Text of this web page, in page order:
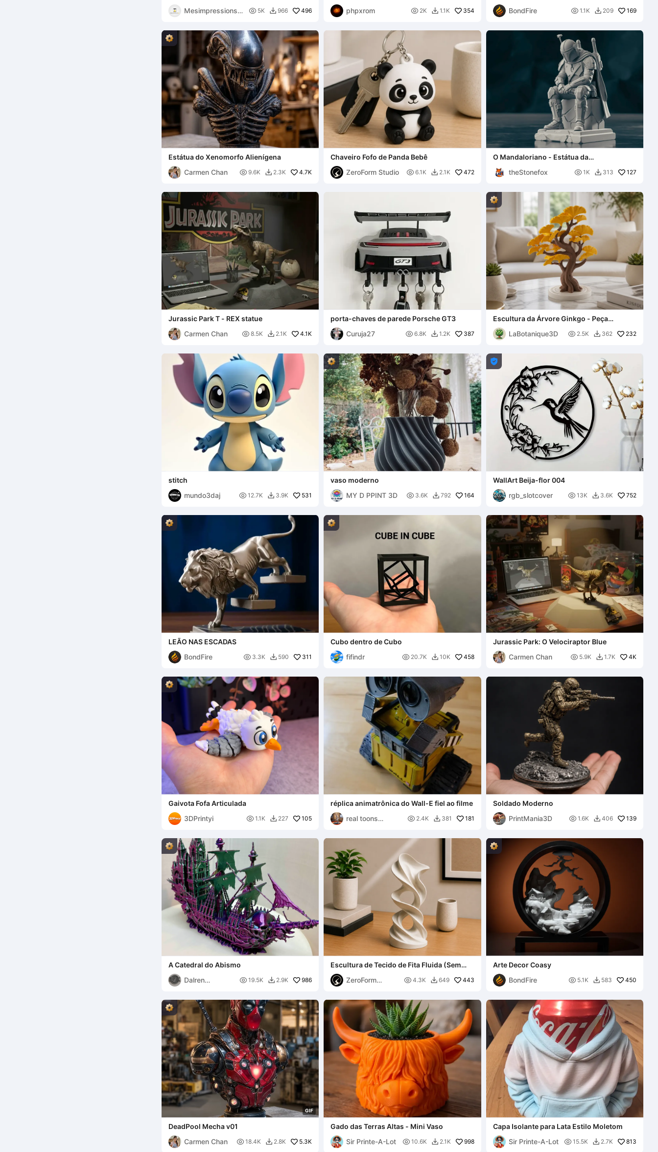
Mesimpressions3
 5K  966 496
phpxrom
 2K  1.1K 354
BondFire
 1.1K  209 169
Estátua do Xenomorfo Alienígena
Carmen Chan
 9.6K  2.3K 4.7K
Chaveiro Fofo de Panda Bebê
ZeroForm Studio
 6.1K  2.1K 472
O Mandaloriano - Estátua da
theStonefox
 1K  313 127
Jurassic Park T - REX statue
Carmen Chan
 8.5K  2.1K 4.1K
porta-chaves de parede Porsche GT3
Curuja27
 6.8K  1.2K 387
Escultura da Árvore Ginkgo - Peça
Elegante de Decoração para o Lar
LaBotanique3D
 2.5K  362 232
stitch
mundo3daj
 12.7K  3.9K 531
vaso moderno
MY D PPINT 3D
 3.6K  792 164

WallArt Beija-flor 004
rgb_slotcover
 13K  3.6K 752
LEÃO NAS ESCADAS
BondFire
 3.3K  590 311
Cubo dentro de Cubo
fifindr
 20.7K  10K 458
Jurassic Park: O Velociraptor Blue
Carmen Chan
 5.9K  1.7K 4K
Gaivota Fofa Articulada
3DPrintyi
 1.1K  227 105
réplica animatrônica do Wall-E fiel ao filme
real toons
 2.4K  381 181
Soldado Moderno
PrintMania3D
 1.6K  406 139
A Catedral do Abismo
Dalren
 19.5K  2.9K 986
Escultura de Tecido de Fita Fluida (Sem
Suporte)
ZeroForm
 4.3K  649 443
Arte Decor Coasy
BondFire
 5.1K  583 450
GIF
DeadPool Mecha v01
Carmen Chan
 18.4K  2.8K 5.3K
Gado das Terras Altas - Mini Vaso
Sir Printe-A-Lot
 10.6K  2.1K 998
Capa Isolante para Lata Estilo Moletom
Sir Printe-A-Lot
 15.5K  2.7K 813